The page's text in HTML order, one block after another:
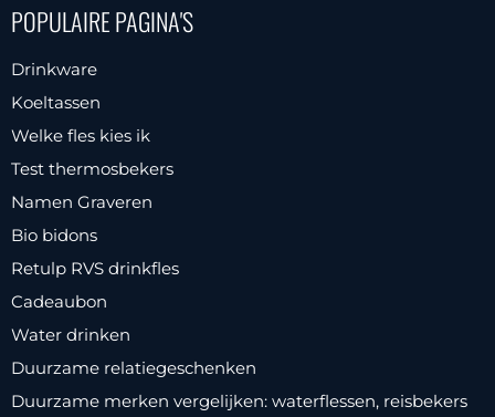
POPULAIRE PAGINA'S
Drinkware
Koeltassen
Welke fles kies ik
Test thermosbekers
Namen Graveren
Bio bidons
Retulp RVS drinkfles
Cadeaubon
Water drinken
Duurzame relatiegeschenken
Duurzame merken vergelijken: waterflessen, reisbekers